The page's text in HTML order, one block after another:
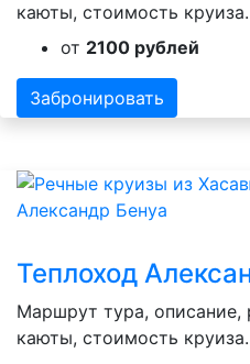
каюты, стоимость круиза.
от 2100 рублей
Забронировать
Теплоход
Маршрут тура, описание,
каюты, стоимость круиза.